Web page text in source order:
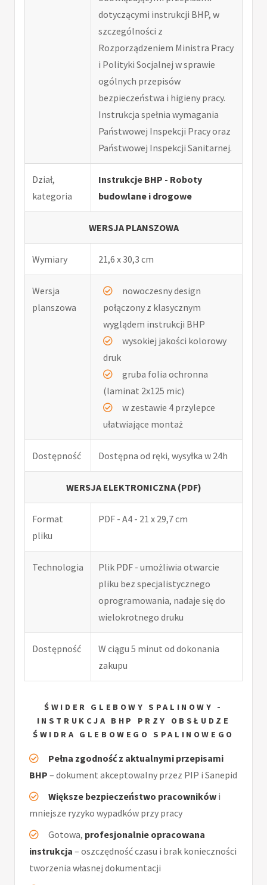
dotyczącymi instrukcji BHP, w
szczególności z
Rozporządzeniem Ministra Pracy
i Polityki Socjalnej w sprawie
ogólnych przepisów
bezpieczeństwa i higieny pracy.
Instrukcja spełnia wymagania
Państwowej Inspekcji Pracy oraz
Państwowej Inspekcji Sanitarnej.
Dział,
kategoria
Instrukcje BHP - Roboty
budowlane i drogowe
WERSJA PLANSZOWA
Wymiary 21,6 x 30,3 cm
Wersja
planszowa
nowoczesny design
połączony z klasycznym
wyglądem instrukcji BHP
wysokiej jakości kolorowy
druk
gruba folia ochronna
(laminat 2x125 mic)
w zestawie 4 przylepce
ułatwiające montaż
Dostępność Dostępna od ręki, wysyłka w 24h
WERSJA ELEKTRONICZNA (PDF)
Format
pliku
PDF - A4 - 21 x 29,7 cm
Technologia
Plik PDF - umożliwia otwarcie
pliku bez specjalistycznego
oprogramowania, nadaje się do
wielokrotnego druku
Dostępność
W ciągu 5 minut od dokonania
zakupu
ŚWIDER GLEBOWY SPALINOWY -
INSTRUKCJA BHP PRZY OBSŁUDZE
ŚWIDRA GLEBOWEGO SPALINOWEGO
Pełna zgodność z aktualnymi przepisami
BHP – dokument akceptowalny przez PIP i Sanepid
Większe bezpieczeństwo pracowników i
mniejsze ryzyko wypadków przy pracy
Gotowa, profesjonalnie opracowana
instrukcja – oszczędność czasu i brak konieczności
tworzenia własnej dokumentacji